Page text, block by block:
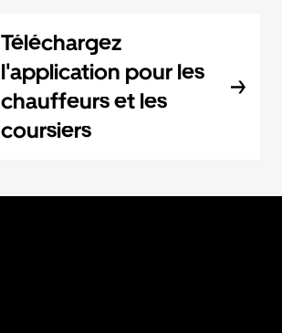
Téléchargez
l'application pour les
chauffeurs et les
coursiers